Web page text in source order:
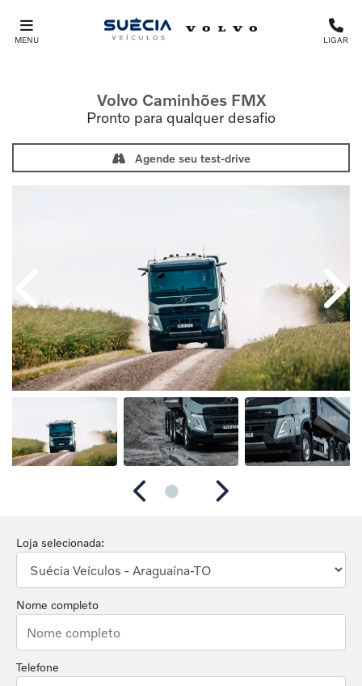
MENU LIGAR
Volvo CaminhõesFMX
Pronto para qualquer desafio
Agende seu test-drive
Loja selecionada:
Nome completo
Telefone
Anterior
Anterior Próximo